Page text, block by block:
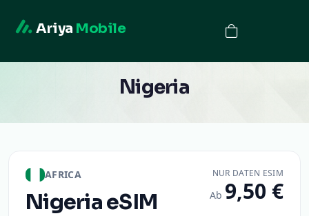
Ariya Mobile
Nigeria
AFRICA
NigeriaeSIM
NUR DATEN ESIM
Ab 9,50 €